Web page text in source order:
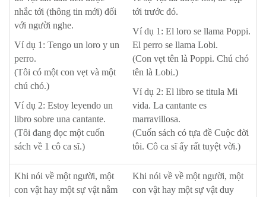
nhắc tới (thông tin mới) đối
với người nghe.
Ví dụ 1: Tengo un loro y un
perro.
(Tôi có một con vẹt và một
chú chó.)
Ví dụ 2: Estoy leyendo un
libro sobre una cantante.
(Tôi đang đọc một cuốn
sách về 1 cô ca sĩ.)
tới trước đó.
Ví dụ 1: El loro se llama Poppi.
El perro se llama Lobi.
(Con vẹt tên là Poppi. Chú chó
tên là Lobi.)
Ví dụ 2: El libro se titula Mi
vida. La cantante es
marravillosa.
(Cuốn sách có tựa đề Cuộc đời
tôi. Cô ca sĩ ấy rất tuyệt vời.)
Khi nói về một người, một
con vật hay một sự vật nằm
Khi nói về về một người, một
con vật hay một sự vật duy